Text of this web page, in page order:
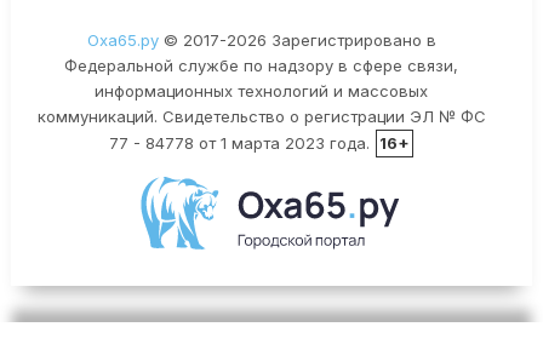
Оха65.ру© 2017-2026 Зарегистрировано в
Федеральной службе по надзору в сфере связи,
информационных технологий и массовых
коммуникаций. Свидетельство о регистрации ЭЛ № ФС
77 - 84778 от 1 марта 2023 года.
16+